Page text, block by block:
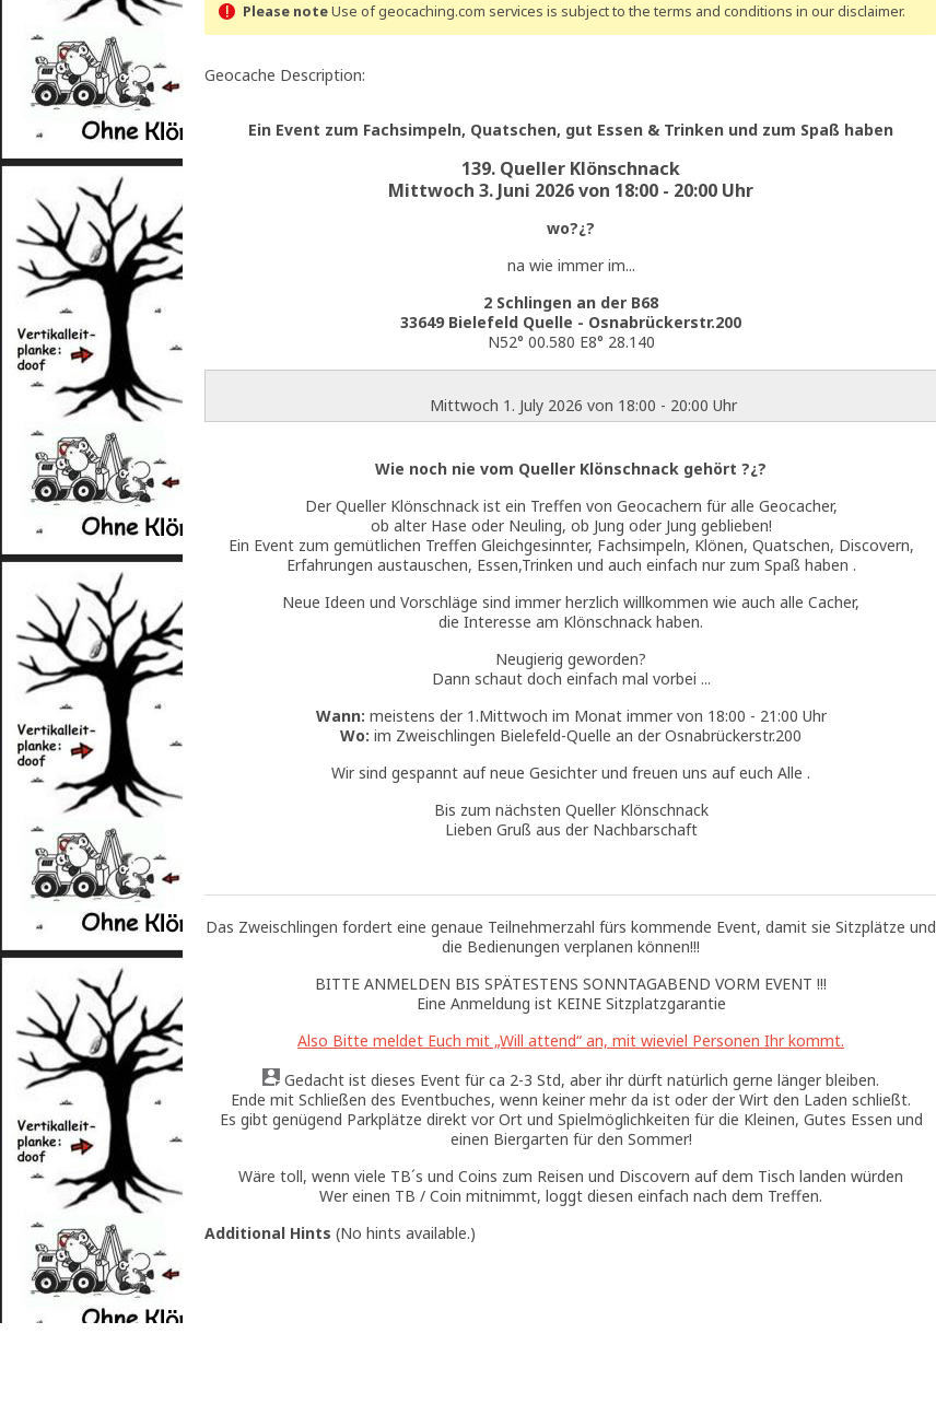
Please noteUse of geocaching.com services is subject to the terms and conditions in our disclaimer.
Geocache Description:
Ein Event zum Fachsimpeln, Quatschen, gut Essen & Trinken und zum Spaß haben
139. Queller Klönschnack
Mittwoch 3. Juni 2026 von 18:00 - 20:00 Uhr
wo?¿?
na wie immer im...
2 Schlingen an der B68
33649 Bielefeld Quelle - Osnabrückerstr.200
N52° 00.580 E8° 28.140
Mittwoch 1. July 2026 von 18:00 - 20:00 Uhr
Wie noch nie vom Queller Klönschnack gehört ?¿?
Der Queller Klönschnack ist ein Treffen von Geocachern für alle Geocacher,
ob alter Hase oder Neuling, ob Jung oder Jung geblieben!
Ein Event zum gemütlichen Treffen Gleichgesinnter, Fachsimpeln, Klönen, Quatschen, Discovern,
Erfahrungen austauschen, Essen,Trinken und auch einfach nur zum Spaß haben .
Neue Ideen und Vorschläge sind immer herzlich willkommen wie auch alle Cacher,
die Interesse am Klönschnack haben.
Neugierig geworden?
Dann schaut doch einfach mal vorbei ...
Wann: meistens der 1.Mittwoch im Monat immer von 18:00 - 21:00 Uhr
Wo: im Zweischlingen Bielefeld-Quelle an der Osnabrückerstr.200
Wir sind gespannt auf neue Gesichter und freuen uns auf euch Alle .
Bis zum nächsten Queller Klönschnack
Lieben Gruß aus der Nachbarschaft
Das Zweischlingen fordert eine genaue Teilnehmerzahl fürs kommende Event, damit sie Sitzplätze und
die Bedienungen verplanen können!!!
BITTE ANMELDEN BIS SPÄTESTENS SONNTAGABEND VORM EVENT !!!
Eine Anmeldung ist KEINE Sitzplatzgarantie
Also Bitte meldet Euch mit „Will attend“ an, mit wieviel Personen Ihr kommt.
Gedacht ist dieses Event für ca 2-3 Std, aber ihr dürft natürlich gerne länger bleiben.
Ende mit Schließen des Eventbuches, wenn keiner mehr da ist oder der Wirt den Laden schließt.
Es gibt genügend Parkplätze direkt vor Ort und Spielmöglichkeiten für die Kleinen, Gutes Essen und
einen Biergarten für den Sommer!
Wäre toll, wenn viele TB´s und Coins zum Reisen und Discovern auf dem Tisch landen würden
Wer einen TB / Coin mitnimmt, loggt diesen einfach nach dem Treffen.
Additional Hints (No hints available.)